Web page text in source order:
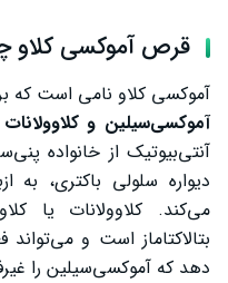
قرص آموکسی کلاو در
مصرف در شیردهی
آموکسی کلاو برای
آیا قرص آموکسی کلاو ۶۲۵ برای کودکان مناسب است؟
مصرف آموکسی کلاو در
قرص آموکسی
آموکسی کلاو نامی است که
آموکسی‌سیلین و کلاوولانات
آنتی‌بیوتیک از خانواده
دیواره سلولی باکتری،
می‌کند. کلاوولانات یا
بتالاکتاماز است و
دهد که آموکسی‌سیلین را